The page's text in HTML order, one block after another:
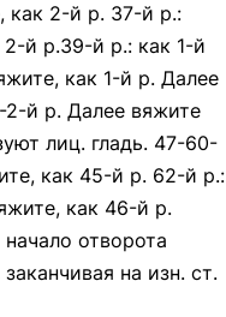
как 2-й р. 37-й р.:
й р.39-й р.: как 1-й
как 1-й р. Далее
й р. Далее вяжите
лиц. гладь. 47-60-
как 45-й р. 62-й р.:
как 46-й р.
отворота
на изн. ст.